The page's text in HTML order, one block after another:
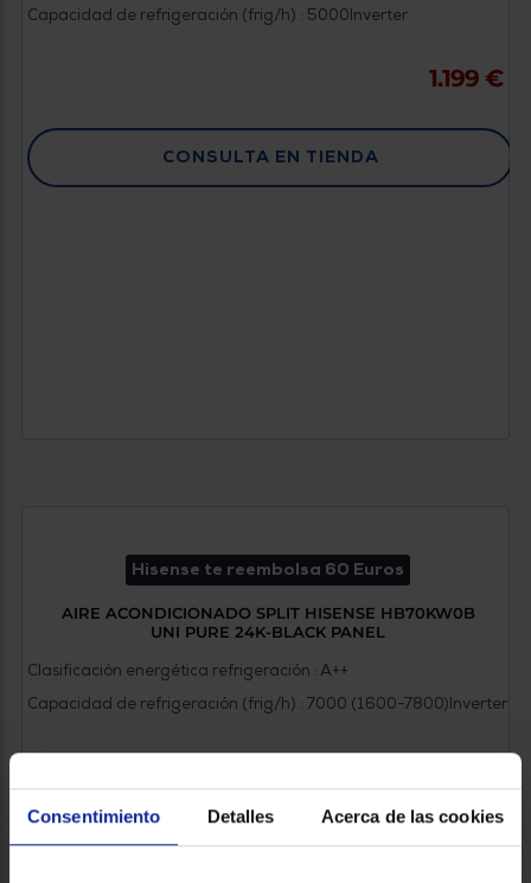
Consentimiento Detalles Acerca de las cookies
Capacidad de refrigeración (frig/h) : 5000 Inverter
1.199 €
CONSULTA EN TIENDA
Hisense te reembolsa 60 Euros
AIRE ACONDICIONADO SPLIT HISENSE HB70KW0B
UNI PURE 24K-BLACK PANEL
Clasificación energética refrigeración : A++
Capacidad de refrigeración (frig/h) : 7000 (1600-7800) Inverter
CONSULTA EN TIENDA